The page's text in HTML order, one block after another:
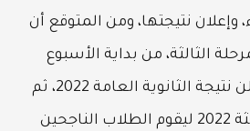
وإعلان نتيجتها، ومن المتوقع أن
الثالثة، من بداية الأسبوع
القادم، حيث سوف تعلن نتيجة الثانوية العامة 2022، ثم
يفتح باب المرحلة الثالثة 2022 ليقوم الطلاب الناجحين